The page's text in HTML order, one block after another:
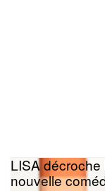
LISA
nouvelle